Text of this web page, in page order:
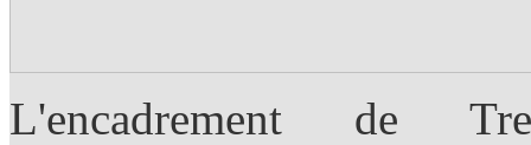
L'encadrement de